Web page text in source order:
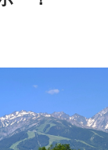
んは、新聞や
した。まだ新
年を前に、健在
らして、およそ8
・ムスタング
って、何度も
。数分前まで、
ちしていま